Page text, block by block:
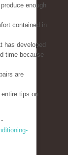
enough
contained in
has developed
time because
are
tips on
my homepage ... טכנאי מזגנים -